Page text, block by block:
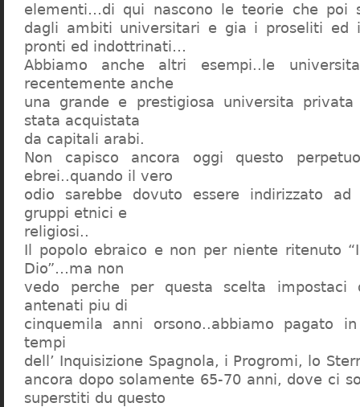
elementi…di qui nascono le teorie che poi
dagli ambiti universitari e gia i proseliti ed
pronti ed indottrinati…
Abbiamo anche altri esempi..le
recentemente anche
una grande e prestigiosa universita
stata acquistata
da capitali arabi.
Non capisco ancora oggi questo
ebrei..quando il vero
odio sarebbe dovuto essere indirizzato
gruppi etnici e
religiosi..
Il popolo ebraico e non per niente ritenuto
Dio”…ma non
vedo perche per questa scelta
antenati piu di
cinquemila anni orsono..abbiamo pagato
tempi
dell’ Inquisizione Spagnola, i Progromi, lo
ancora dopo solamente 65-70 anni, dove ci
superstiti du questo